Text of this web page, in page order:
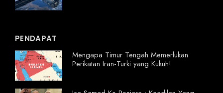
PENDAPAT
Mengapa Timur Tengah Memerlukan
Perikatan Iran-Turki yang Kukuh!